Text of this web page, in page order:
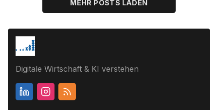
MEHR POSTS LADEN
Digitale Wirtschaft & KI verstehen